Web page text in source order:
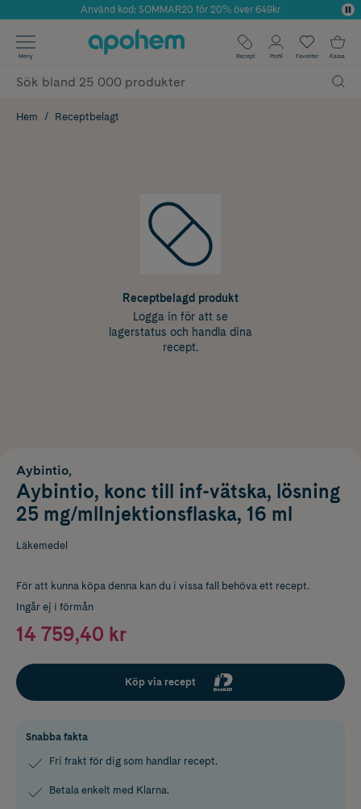
Använd kod: SOMMAR20 för 20% över 649kr
✓ Fri frakt
✓ Poäng på alla köp*
Meny Recept Profil Favoriter Kassa
Hem Receptbelagt
Receptbelagd produkt
Logga in för att se
lagerstatus och handla dina
recept.
Aybintio,
Aybintio, konc till inf-vätska, lösning
25 mg/mlInjektionsflaska, 16 ml
Läkemedel
För att kunna köpa denna kan du i vissa fall behöva ett recept.
Ingår ej i förmån
14 759,40 kr
Köp via recept
Snabba fakta
Fri frakt för dig som handlar recept.
Betala enkelt med Klarna.